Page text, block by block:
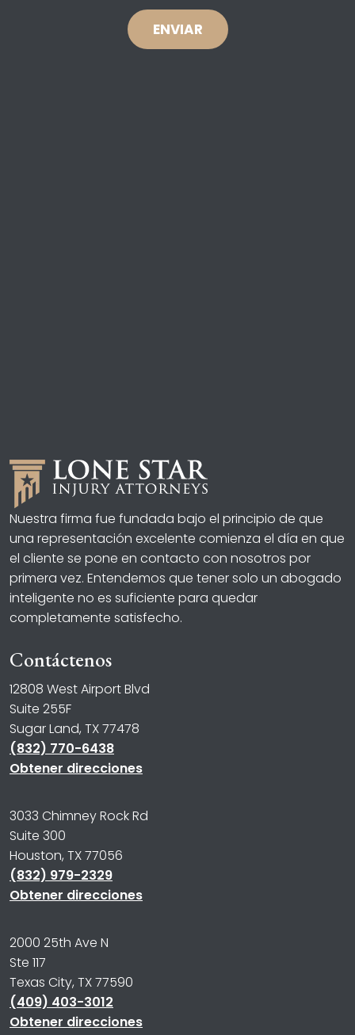
Nuestra firma fue fundada bajo el principio de que
una representación excelente comienza el día en que
el cliente se pone en contacto con nosotros por
primera vez. Entendemos que tener solo un abogado
inteligente no es suficiente para quedar
completamente satisfecho.
Contáctenos
12808 West Airport Blvd
Suite 255F
Sugar Land, TX 77478
(832) 770-6438
Obtener direcciones
3033 Chimney Rock Rd
Suite 300
Houston, TX 77056
(832) 979-2329
Obtener direcciones
2000 25th Ave N
Ste 117
Texas City, TX 77590
(409) 403-3012
Obtener direcciones